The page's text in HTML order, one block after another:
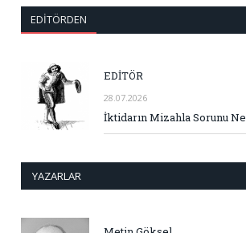
EDITÖRDEN
EDİTÖR
28.07.2026
İktidarın Mizahla Sorunu Ne
YAZARLAR